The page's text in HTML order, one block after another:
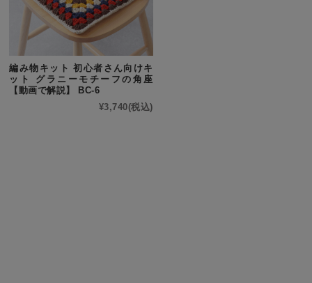
編み物キット 初心者さん向けキ
ット グラニーモチーフの角座
【動画で解説】 BC-6
¥3,740(税込)